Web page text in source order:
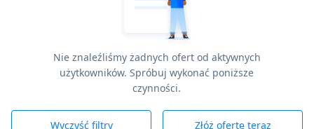
Nie znaleźliśmy żadnych ofert od aktywnych
użytkowników. Spróbuj wykonać poniższe
czynności.
Wyczyść filtry Złóż ofertę teraz